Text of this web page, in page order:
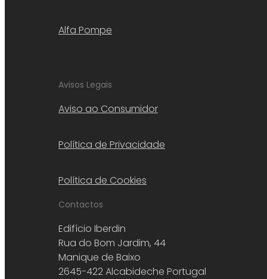
Alfa Pompe
Avisos Legais
Aviso ao Consumidor
Política de Privacidade
Política de Cookies
Contactos
Edifício Iberdin
Rua do Bom Jardim, 44
Manique de Baixo
2645-422 Alcabideche Portugal